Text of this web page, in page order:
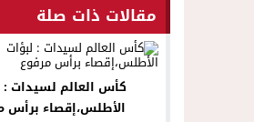
مقالات ذات صلة
كأس العالم لسيدات :
الأطلس،إقصاء برأس